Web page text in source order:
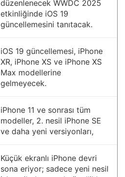
düzenlenecek WWDC 2025
etkinliğinde iOS 19
güncellemesini tanıtacak.
iOS 19 güncellemesi, iPhone
XR, iPhone XS ve iPhone XS
Max modellerine
gelmeyecek.
iPhone 11 ve sonrası tüm
modeller, 2. nesil iPhone SE
ve daha yeni versiyonları,
Küçük ekranlı iPhone devri
sona eriyor; sadece yeni nesil